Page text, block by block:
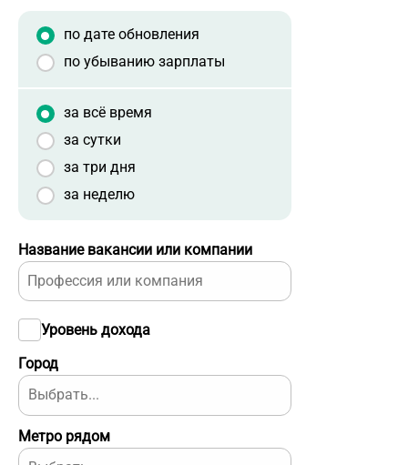
Название вакансии или компании
Город
Уровень дохода
Метро рядом
по дате обновления
по убыванию зарплаты
за всё время
за сутки
за три дня
за неделю